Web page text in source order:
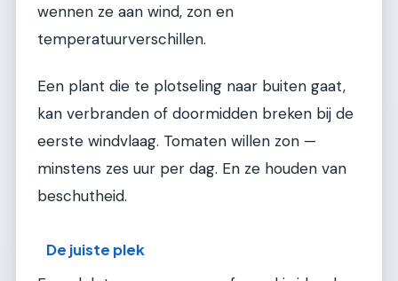
wennen ze aan wind, zon en
temperatuurverschillen.
Een plant die te plotseling naar buiten gaat,
kan verbranden of doormidden breken bij de
eerste windvlaag. Tomaten willen zon —
minstens zes uur per dag. En ze houden van
beschutheid.
De juiste plek